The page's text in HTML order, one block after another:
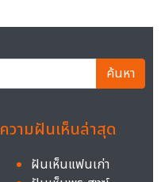
ค้นหา
ความฝันเห็นล่าสุด
ฝันเห็นแฟนเก่า